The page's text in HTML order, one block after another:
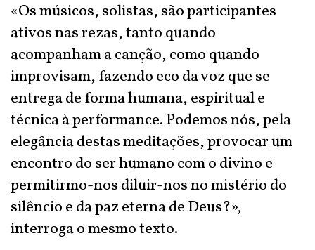
«Os músicos, solistas, são participantes
ativos nas rezas, tanto quando
acompanham a canção, como quando
improvisam, fazendo eco da voz que se
entrega de forma humana, espiritual e
técnica à performance. Podemos nós, pela
elegância destas meditações, provocar um
encontro do ser humano com o divino e
permitirmo-nos diluir-nos no mistério do
silêncio e da paz eterna de Deus?»,
interroga o mesmo texto.